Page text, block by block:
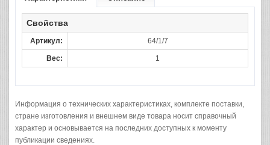
Свойства
Артикул: 64/1/7
Вес: 1
Информация о технических характеристиках, комплекте поставки,
стране изготовления и внешнем виде товара носит справочный
характер и основывается на последних доступных к моменту
публикации сведениях.